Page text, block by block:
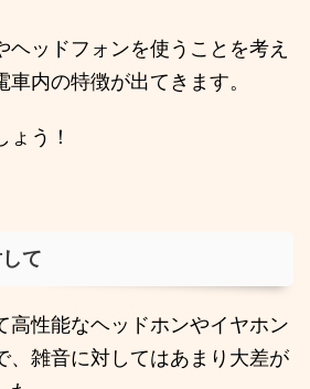
ヘッドフォンを使うことを考え
内の特徴が出てきます。
ょう！
て
高性能なヘッドホンやイヤホン
、雑音に対してはあまり大差が